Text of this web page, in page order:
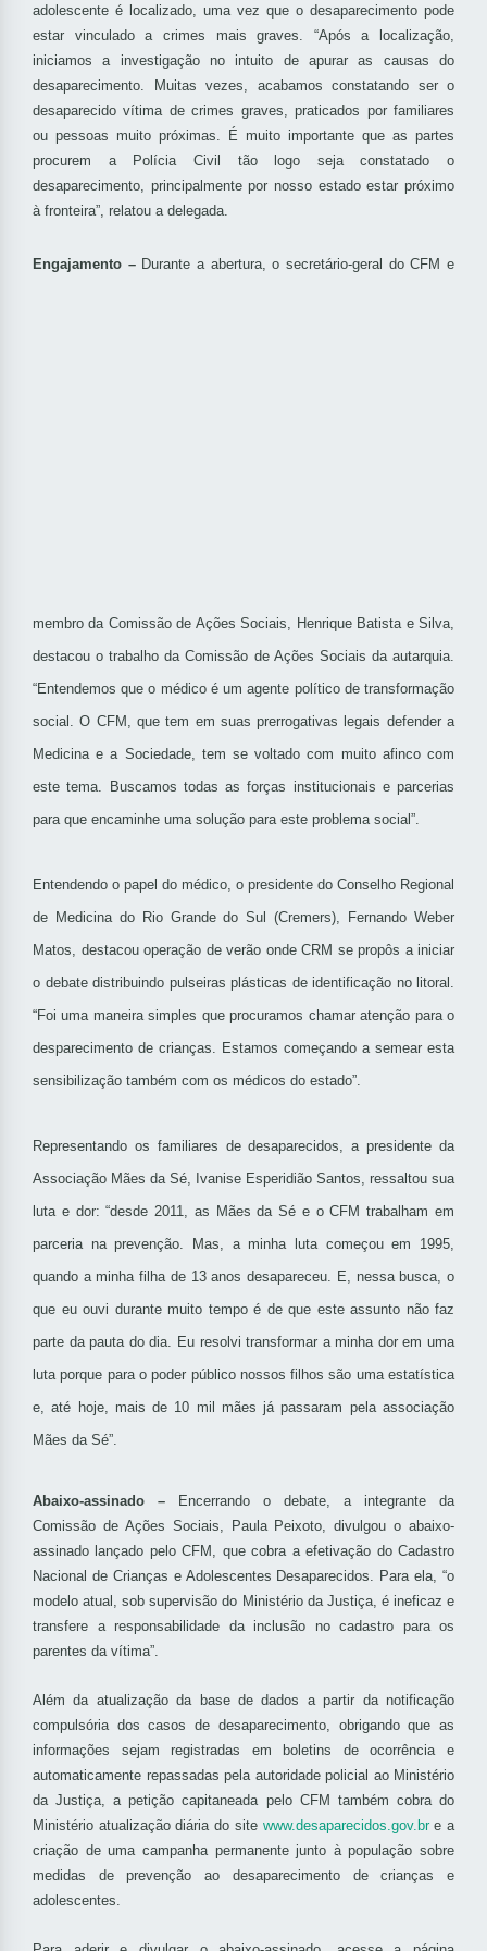
adolescente é localizado, uma vez que o desaparecimento pode
estar vinculado a crimes mais graves. “Após a localização,
iniciamos a investigação no intuito de apurar as causas do
desaparecimento. Muitas vezes, acabamos constatando ser o
desaparecido vítima de crimes graves, praticados por familiares
ou pessoas muito próximas. É muito importante que as partes
procurem a Polícia Civil tão logo seja constatado o
desaparecimento, principalmente por nosso estado estar próximo
à fronteira”, relatou a delegada.
Engajamento –Durante a abertura, o secretário-geral do CFM e
membro da Comissão de Ações Sociais, Henrique Batista e Silva,
destacou o trabalho da Comissão de Ações Sociais da autarquia.
“Entendemos que o médico é um agente político de transformação
social. O CFM, que tem em suas prerrogativas legais defender a
Medicina e a Sociedade, tem se voltado com muito afinco com
este tema. Buscamos todas as forças institucionais e parcerias
para que encaminhe uma solução para este problema social”.
Entendendo o papel do médico, o presidente do Conselho Regional
de Medicina do Rio Grande do Sul (Cremers), Fernando Weber
Matos, destacou operação de verão onde CRM se propôs a iniciar
o debate distribuindo pulseiras plásticas de identificação no litoral.
“Foi uma maneira simples que procuramos chamar atenção para o
desparecimento de crianças. Estamos começando a semear esta
sensibilização também com os médicos do estado”.
Representando os familiares de desaparecidos, a presidente da
Associação Mães da Sé, Ivanise Esperidião Santos, ressaltou sua
luta e dor: “desde 2011, as Mães da Sé e o CFM trabalham em
parceria na prevenção. Mas, a minha luta começou em 1995,
quando a minha filha de 13 anos desapareceu. E, nessa busca, o
que eu ouvi durante muito tempo é de que este assunto não faz
parte da pauta do dia. Eu resolvi transformar a minha dor em uma
luta porque para o poder público nossos filhos são uma estatística
e, até hoje, mais de 10 mil mães já passaram pela associação
Mães da Sé”.
Abaixo-assinado – Encerrando o debate, a integrante da
Comissão de Ações Sociais, Paula Peixoto, divulgou o abaixo-
assinado lançado pelo CFM, que cobra a efetivação do Cadastro
Nacional de Crianças e Adolescentes Desaparecidos. Para ela, “o
modelo atual, sob supervisão do Ministério da Justiça, é ineficaz e
transfere a responsabilidade da inclusão no cadastro para os
parentes da vítima”.
Além da atualização da base de dados a partir da notificação
compulsória dos casos de desaparecimento, obrigando que as
informações sejam registradas em boletins de ocorrência e
automaticamente repassadas pela autoridade policial ao Ministério
da Justiça, a petição capitaneada pelo CFM também cobra do
Ministério atualização diária do site www.desaparecidos.gov.bre a
criação de uma campanha permanente junto à população sobre
medidas de prevenção ao desaparecimento de crianças e
adolescentes.